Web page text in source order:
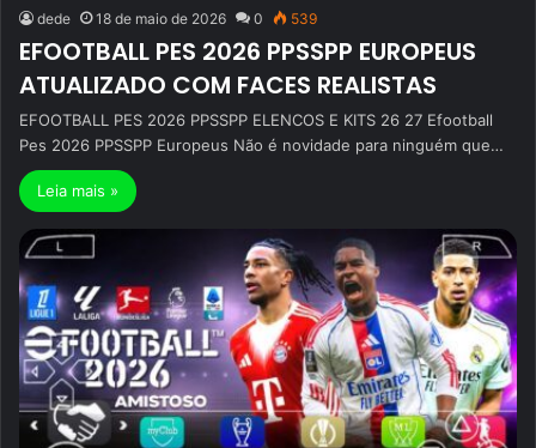
dede 18 de maio de 2026 0 539
EFOOTBALL PES 2026 PPSSPP EUROPEUS
ATUALIZADO COM FACES REALISTAS
EFOOTBALL PES 2026 PPSSPP ELENCOS E KITS 26 27 Efootball
Pes 2026 PPSSPP Europeus Não é novidade para ninguém que…
Leia mais »